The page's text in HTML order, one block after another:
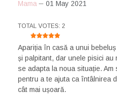
Mama 01 May 2021
USER RATING: 5
TOTAL VOTES: 2
Apariția în casă a unui
și palpitant, dar unele pisici au
se adapta la noua situație. Am
pentru a te ajuta ca întâlnirea
cât mai ușoară.